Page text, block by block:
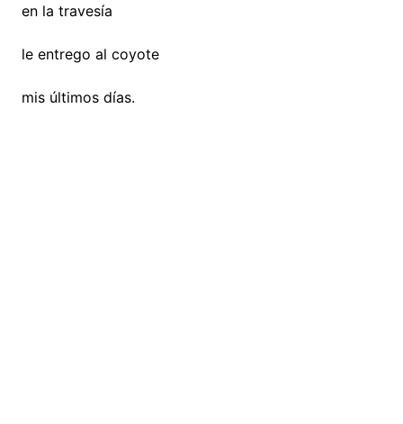
en la travesía
le entrego al coyote
mis últimos días.